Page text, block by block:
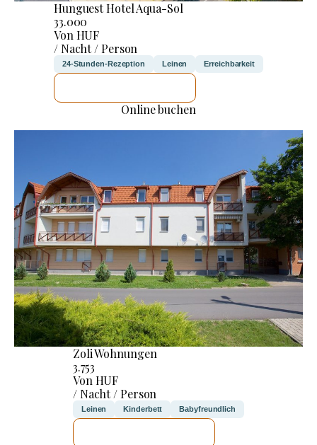
Hunguest Hotel Aqua-Sol
33.000
Von HUF
/ Nacht / Person
24-Stunden-Rezeption Leinen Erreichbarkeit
Online buchen
Zoli Wohnungen
3.753
Von HUF
/ Nacht / Person
Leinen Kinderbett Babyfreundlich